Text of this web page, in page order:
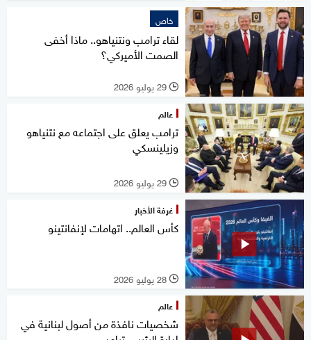
خاص
لقاء ترامب ونتنياهو.. ماذا أخفى
الصمت الأميركي؟
l 29 يوليو 2026
عالم
ترامب يعلق على اجتماعه مع نتنياهو
وزيلينسكي
l 29 يوليو 2026
غرفة الأخبار
كأس العالم.. اتهامات لإنفانتينو
l 28 يوليو 2026
عالم
شخصيات نافذة من أصول لبنانية في